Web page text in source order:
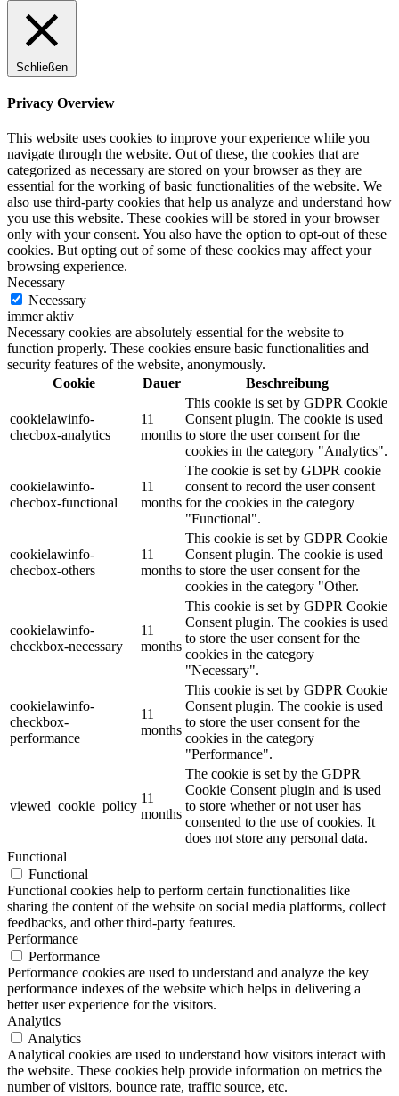
Schließen
Privacy Overview
This website uses cookies to improve your experience while you
navigate through the website. Out of these, the cookies that are
categorized as necessary are stored on your browser as they are
essential for the working of basic functionalities of the website. We
also use third-party cookies that help us analyze and understand how
you use this website. These cookies will be stored in your browser
only with your consent. You also have the option to opt-out of these
cookies. But opting out of some of these cookies may affect your
browsing experience.
Necessary
Necessary
immer aktiv
Necessary cookies are absolutely essential for the website to
function properly. These cookies ensure basic functionalities and
security features of the website, anonymously.
Cookie
Dauer Beschreibung
cookielawinfo-
checbox-analytics
11
months
This cookie is set by GDPR Cookie
Consent plugin. The cookie is used
to store the user consent for the
cookies in the category "Analytics".
cookielawinfo-
checbox-functional
11
months
The cookie is set by GDPR cookie
consent to record the user consent
for the cookies in the category
"Functional".
cookielawinfo-
checbox-others
11
months
This cookie is set by GDPR Cookie
Consent plugin. The cookie is used
to store the user consent for the
cookies in the category "Other.
cookielawinfo-
checkbox-necessary
11
months
This cookie is set by GDPR Cookie
Consent plugin. The cookies is used
to store the user consent for the
cookies in the category
"Necessary".
cookielawinfo-
checkbox-
performance
11
months
This cookie is set by GDPR Cookie
Consent plugin. The cookie is used
to store the user consent for the
cookies in the category
"Performance".
viewed_cookie_policy
11
months
The cookie is set by the GDPR
Cookie Consent plugin and is used
to store whether or not user has
consented to the use of cookies. It
does not store any personal data.
Functional
Functional
Functional cookies help to perform certain functionalities like
sharing the content of the website on social media platforms, collect
feedbacks, and other third-party features.
Performance
Performance
Performance cookies are used to understand and analyze the key
performance indexes of the website which helps in delivering a
better user experience for the visitors.
Analytics
Analytics
Analytical cookies are used to understand how visitors interact with
the website. These cookies help provide information on metrics the
number of visitors, bounce rate, traffic source, etc.